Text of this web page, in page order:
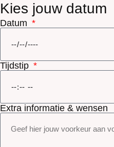
Kies jouw datum
Datum
Tijdstip
Extra informatie & wensen